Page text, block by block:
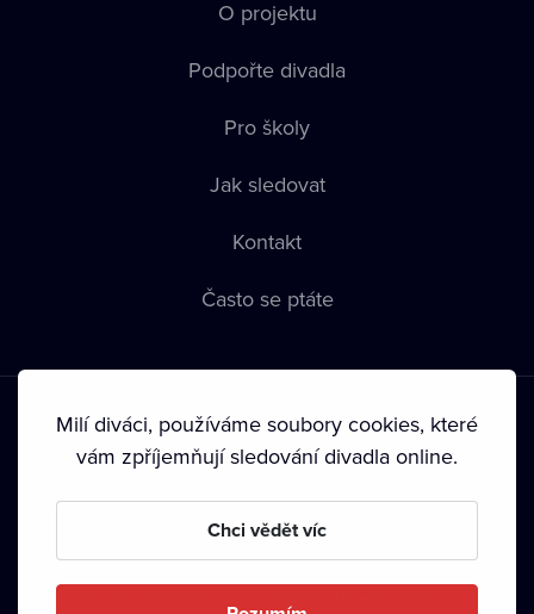
O projektu
Podpořte divadla
Pro školy
Jak sledovat
Kontakt
Často se ptáte
Podmínky používání • Ochrana soukromí • Zásady používání
• Autorská práva•
Milí diváci, používáme soubory cookies, které
vám zpříjemňují sledování divadla online.
Chci vědět víc